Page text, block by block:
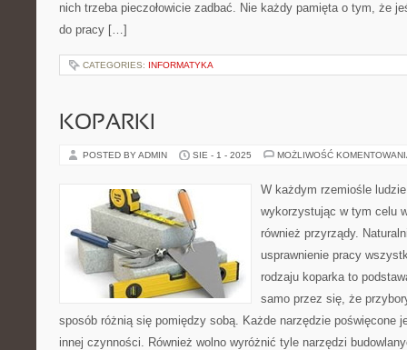
nich trzeba pieczołowicie zadbać. Nie każdy pamięta o tym, że
do pracy […]
CATEGORIES: INFORMATYKA
KOPARKI
POSTED BY ADMIN SIE - 1 - 2025 MOŻLIWOŚĆ
W każdym rzemiośle
wykorzystując w tym celu
również przyrządy.
usprawnienie pracy
rodzaju koparka to
samo przez się, że
sposób różnią się pomiędzy sobą. Każde narzędzie poświęcone
innej czynności. Również wolno wyróżnić tyle narzędzi